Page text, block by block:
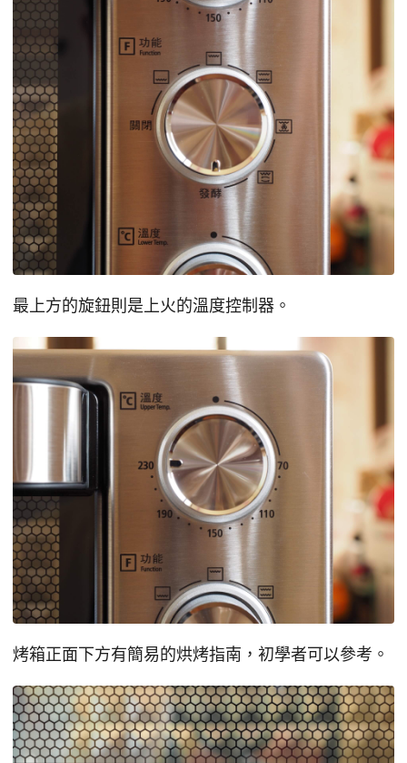
最上方的旋鈕則是上火的溫度控制器。
烤箱正面下方有簡易的烘烤指南，初學者可以參考。